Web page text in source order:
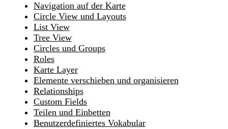
Navigation auf der Karte
Circle View und Layouts
List View
Tree View
Circles und Groups
Roles
Karte Layer
Elemente verschieben und organisieren
Relationships
Custom Fields
Teilen und Einbetten
Benutzerdefiniertes Vokabular